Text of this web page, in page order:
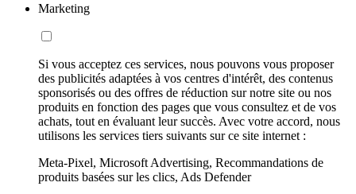
Marketing
Si vous acceptez ces services, nous pouvons vous proposer
des publicités adaptées à vos centres d'intérêt, des contenus
sponsorisés ou des offres de réduction sur notre site ou nos
produits en fonction des pages que vous consultez et de vos
achats, tout en évaluant leur succès. Avec votre accord, nous
utilisons les services tiers suivants sur ce site internet :
Meta-Pixel, Microsoft Advertising, Recommandations de
produits basées sur les clics, Ads Defender